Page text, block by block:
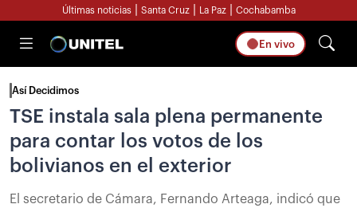
Últimas noticias Santa Cruz La Paz Cochabamba
En vivo
Así Decidimos
TSE instala sala plena permanente
para contar los votos de los
bolivianos en el exterior
El secretario de Cámara, Fernando Arteaga, indicó que